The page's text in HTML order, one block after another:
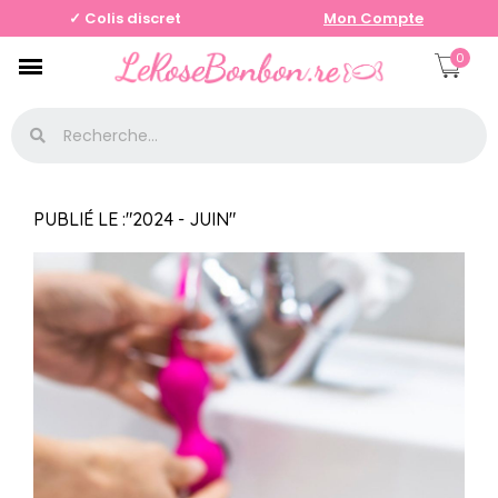
✓ Colis discret Mon Compte
0
PUBLIÉ LE :"2024 - JUIN"